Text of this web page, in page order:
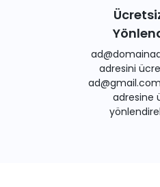
adresini
adresine